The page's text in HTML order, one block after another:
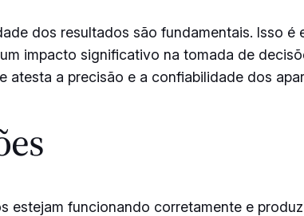
dos resultados são fundamentais. Isso é
impacto significativo na tomada de
a precisão e a confiabilidade dos
estejam funcionando corretamente e